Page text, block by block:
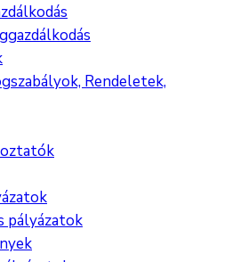
Rendeletek,
pályázatok